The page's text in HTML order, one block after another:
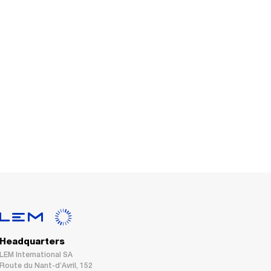
Headquarters
LEM International SA
Route du Nant-d’Avril, 152